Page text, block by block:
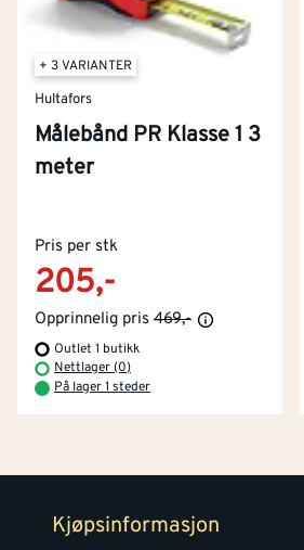
+ 3 VARIANTER
Hultafors
Målebånd PR Klasse 1 3
meter
Pris per stk
205,-
Opprinnelig pris 469,-
Outlet 1 butikk
Nettlager (0)
På lager 1 steder
Kjøpsinformasjon
Kjøpsbetingelser
Betaling
Retur- og angrerettsskjema
Kontakt oss
Tjenester
Montér Klubb
Om Montér
Byggevarehus og åpningstider
Prismatch